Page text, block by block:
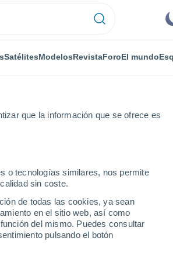
que la información que se ofrece es
o tecnologías similares, nos permite
sin coste.
de todas las cookies, ya sean
en el sitio web, así como
del mismo. Puedes consultar
pulsando el botón
SatélitesModelosRevistaForoEl mundo
...
Por horas